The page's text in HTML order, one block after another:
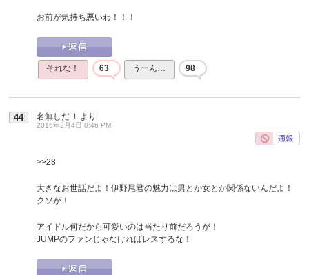
お前が気持ち悪いわ！！！
それな！ 63 うーん… 98
44 名無しだＪ より
2016年2月4日 8:46 PM
>>28
大きなお世話だよ！伊野尾君の魅力は男とか女とか関係ないんだよ！
クソが！
アイドル何だから可愛いのは当たり前だろうが！
JUMPのファンじゃなければレスするな！